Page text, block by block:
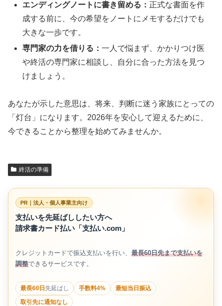
エンディングノートに書き留める： 正式な書面を作
成する前に、今の希望をノートにメモするだけでも
大きな一歩です。
専門家の力を借りる：一人で悩まず、かかりつけ医
や終活の専門家に相談し、自分に合った方法を見つ
けましょう。
あなたが示した意思は、将来、判断に迷う家族にとっての
「灯台」になります。2026年を安心して迎えるために、
今できることから整理を始めてみませんか。
終活の準備
PR｜法人・個人事業主向け
支払いを先延ばししたい方へ
請求書カード払い「支払い.com」
クレジットカードで振込支払いを行い、 最長60日先まで支払いを
調整できるサービスです。
最長60日先延ばし 手数料4%
最短当日振込
取引先に通知なし